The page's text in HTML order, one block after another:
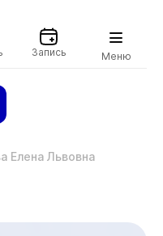
Запись Меню
Елена Львовна